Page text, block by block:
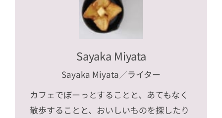
Sayaka Miyata
Sayaka Miyata／ライター
カフェでぼーっとすることと、あてもなく
散歩することと、おいしいものを探したり